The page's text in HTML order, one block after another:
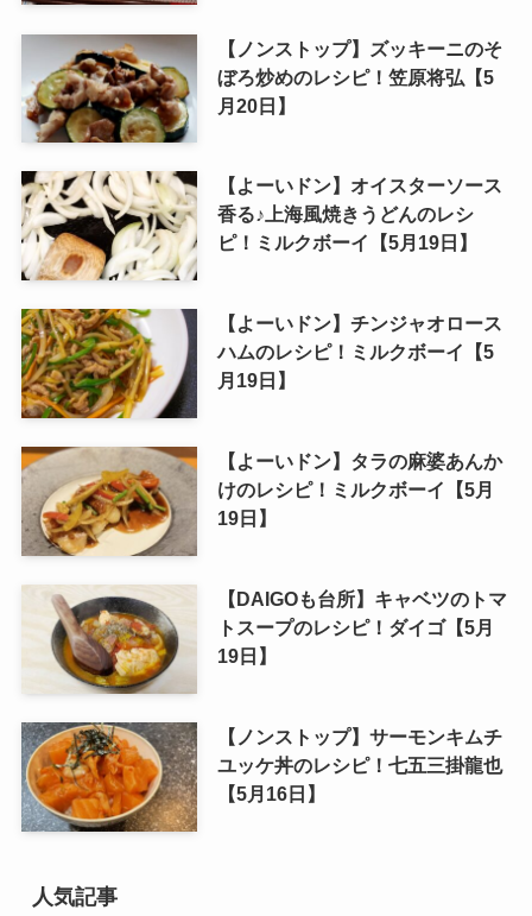
【ノンストップ】ズッキーニのそ
ぼろ炒めのレシピ！笠原将弘【5
月20日】
【よーいドン】オイスターソース
香る♪上海風焼きうどんのレシ
ピ！ミルクボーイ【5月19日】
【よーいドン】チンジャオロース
ハムのレシピ！ミルクボーイ【5
月19日】
【よーいドン】タラの麻婆あんか
けのレシピ！ミルクボーイ【5月
19日】
【DAIGOも台所】キャベツのトマ
トスープのレシピ！ダイゴ【5月
19日】
【ノンストップ】サーモンキムチ
ユッケ丼のレシピ！七五三掛龍也
【5月16日】
人気記事